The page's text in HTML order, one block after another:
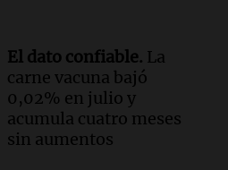
del fallo sobre
la provincia
El dato confiable. La
carne vacuna bajó
0,02% en julio y
acumula cuatro meses
sin aumentos